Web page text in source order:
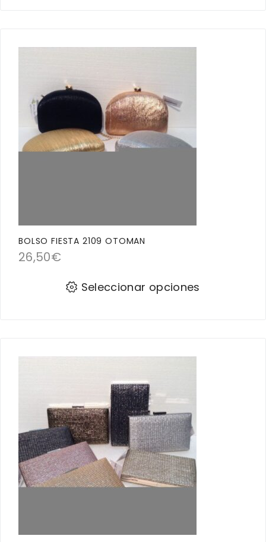
BOLSO FIESTA 2109 OTOMAN
26,50€
Seleccionar opciones